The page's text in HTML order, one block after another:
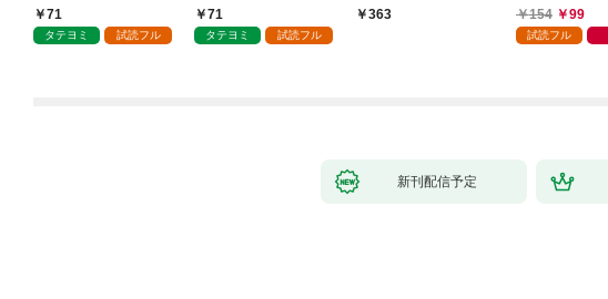
71
タテヨミ 試読フル
71
タテヨミ 試読フル
363
154
99
試読フル
新刊配信予定